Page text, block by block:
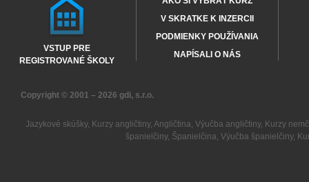
VSTUP PRE
REGISTROVANÉ ŠKOLY
V SKRATKE K INZERCII
PODMIENKY POUŽÍVANIA
NAPÍSALI O NÁS
Copyright © 2001 – 2026 gdi, s.r.o.
Jazykové skúšky, Kurzy angličtiny, Angličtina, Výučba angličtiny, Kurzy
španielčiny, Španielčina, Výučba španielčiny,